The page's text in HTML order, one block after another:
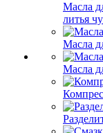
Масла
литья
Масла
Масла